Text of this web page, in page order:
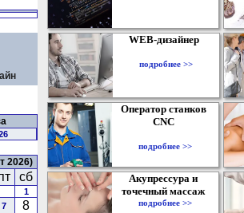
2026)
сб
1
7
8
WEB-дизайнер
подробнее >>
Оператор станков
CNC
подробнее >>
Акупрессура и
точечный массаж
подробнее >>